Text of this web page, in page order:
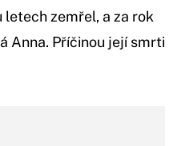
letech zemřel, a za rok
Anna. Příčinou její smrti